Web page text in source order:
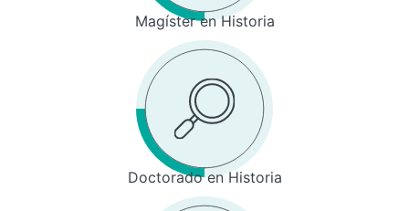
Magíster en Historia
Doctorado en Historia